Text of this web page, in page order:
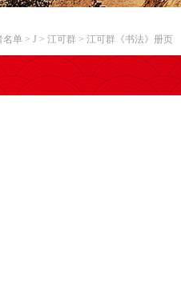
名单 > J > 江可群 > 江可群《书法》册页